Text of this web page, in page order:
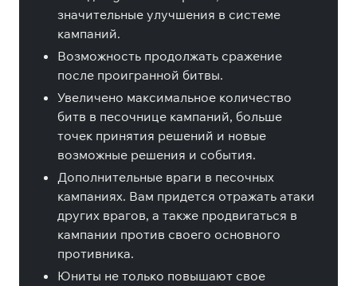
значительные улучшения в системе
кампаний.
Возможность продолжать сражение
после проигранной битвы.
Увеличено максимальное количество
битв в песочнице кампаний, больше
точек принятия решений и новые
возможные решения и события.
Дополнительные враги в песочных
кампаниях. Вам придется отражать атаки
других врагов, а также продвигаться в
кампании против своего основного
противника.
Юниты не только повышают свое